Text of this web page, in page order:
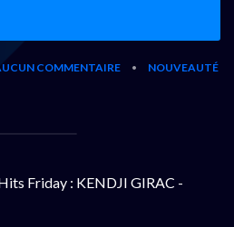
COMMENTAIRE •
NOUVEAUTÉ
Friday : KENDJI GIRAC -